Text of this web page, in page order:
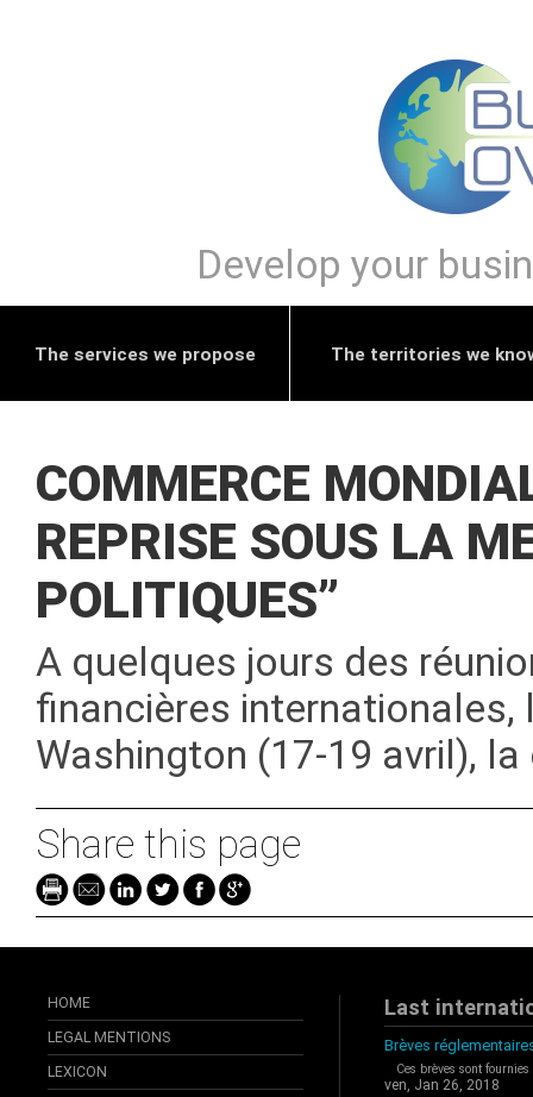
Develop your
The services we propose The territories we
COMMERCE
REPRISE SOUS LA
POLITIQUES”
A quelques jours des
financières internationales,
Washington (17-19 avril),
Share this page
HOME
LEGAL MENTIONS
LEXICON
Last
Brèves
Ces brèves sont
ven, Jan 26, 2018